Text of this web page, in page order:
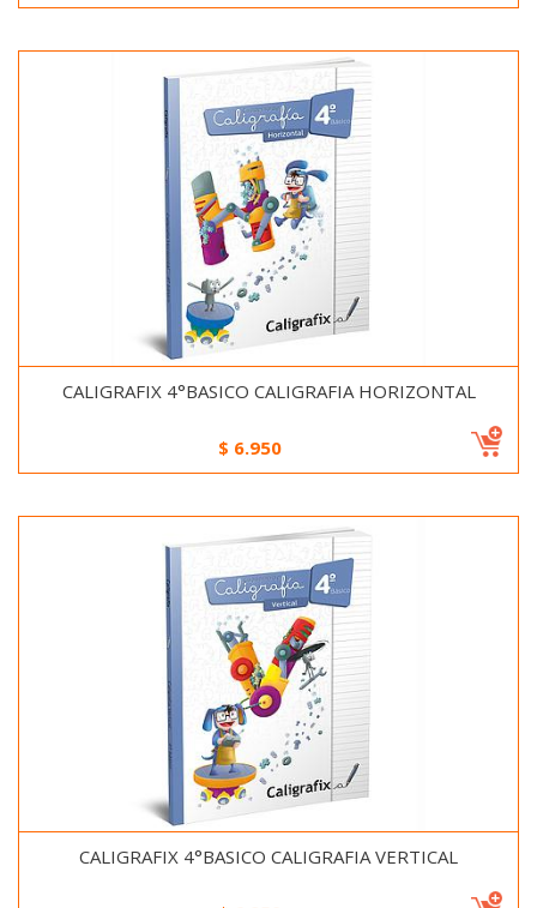
CALIGRAFIX 4°BASICO CALIGRAFIA HORIZONTAL
$ 6.950
CALIGRAFIX 4°BASICO CALIGRAFIA VERTICAL